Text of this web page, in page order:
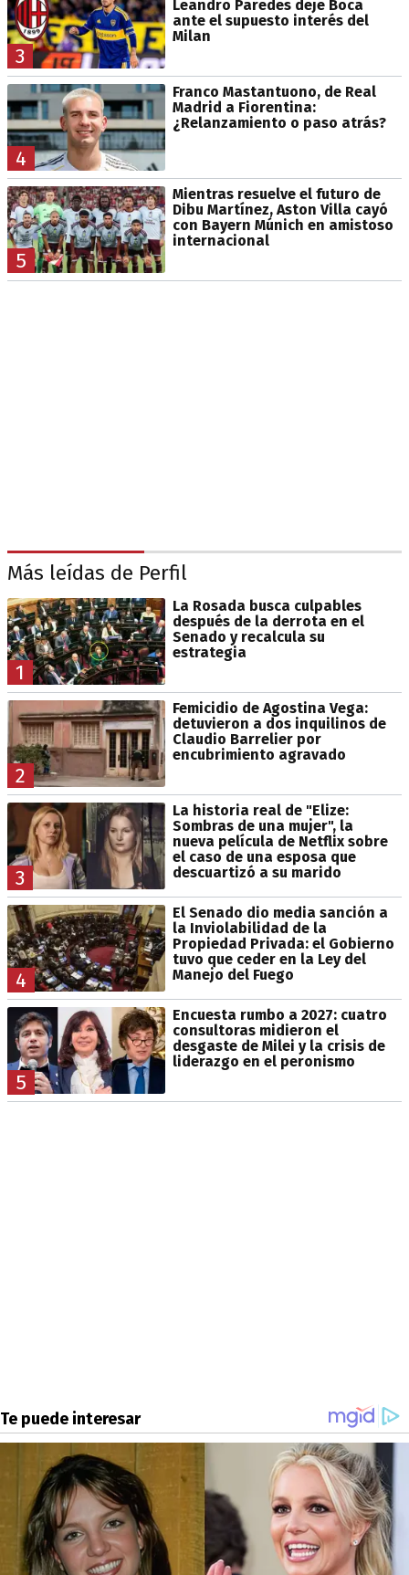
3
Leandro Paredes deje Boca
ante el supuesto interés del
Milan
4
Franco Mastantuono, de Real
Madrid a Fiorentina:
¿Relanzamiento o paso atrás?
5
Mientras resuelve el futuro de
Dibu Martínez, Aston Villa cayó
con Bayern Múnich en amistoso
internacional
Más leídas de Perfil
1
La Rosada busca culpables
después de la derrota en el
Senado y recalcula su
estrategia
2
Femicidio de Agostina Vega:
detuvieron a dos inquilinos de
Claudio Barrelier por
encubrimiento agravado
3
La historia real de "Elize:
Sombras de una mujer", la
nueva película de Netflix sobre
el caso de una esposa que
descuartizó a su marido
4
El Senado dio media sanción a
la Inviolabilidad de la
Propiedad Privada: el Gobierno
tuvo que ceder en la Ley del
Manejo del Fuego
5
Encuesta rumbo a 2027: cuatro
consultoras midieron el
desgaste de Milei y la crisis de
liderazgo en el peronismo